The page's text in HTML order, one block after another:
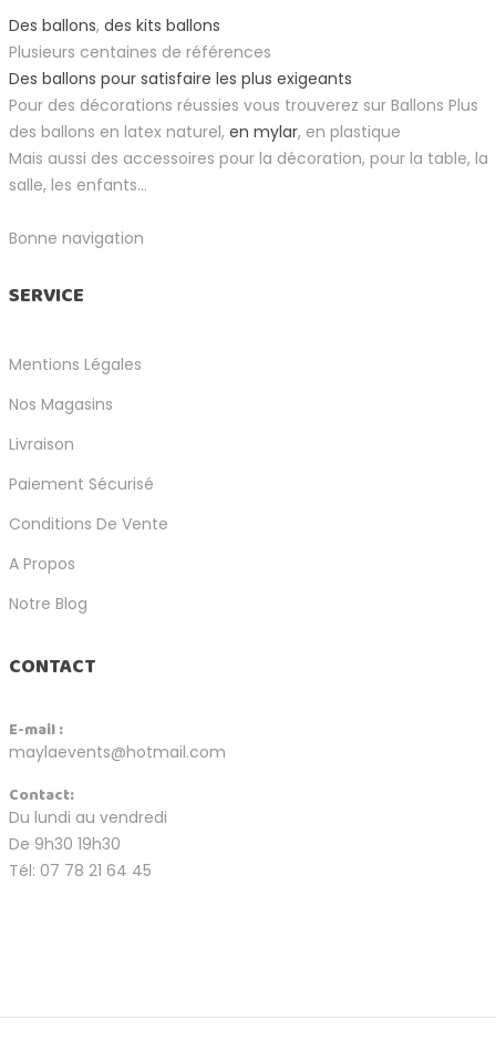
Des ballons, des kits ballons
Plusieurs centaines de références
Des ballons pour satisfaire les plus exigeants
Pour des décorations réussies vous trouverez sur Ballons Plus
des ballons en latex naturel, en mylar, en plastique
Mais aussi des accessoires pour la décoration, pour la table, la
salle, les enfants...
Bonne navigation
SERVICE
Mentions Légales
Nos Magasins
Livraison
Paiement Sécurisé
Conditions De Vente
A Propos
Notre Blog
CONTACT
E-mail :
maylaevents@hotmail.com
Contact:
Du lundi au vendredi
De 9h30 19h30
Tél: 07 78 21 64 45